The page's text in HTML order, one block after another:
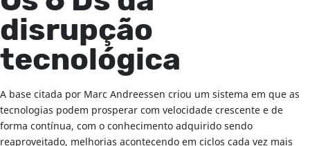
disrupção
tecnológica
A base citada por Marc Andreessen criou um sistema em que as
tecnologias podem prosperar com velocidade crescente e de
forma contínua, com o conhecimento adquirido sendo
reaproveitado, melhorias acontecendo em ciclos cada vez mais